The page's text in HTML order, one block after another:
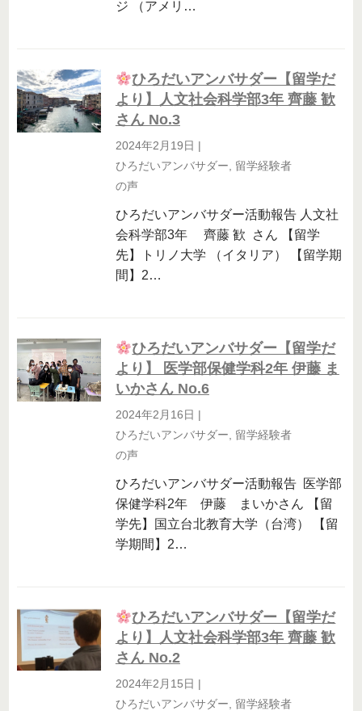
ジ （アメリ…
ひろだいアンバサダー【留学だ
より】人文社会科学部3年 齊藤 歓
さん No.3
2024年2月19日 |
ひろだいアンバサダー
留学経験者
の声
ひろだいアンバサダー活動報告 人文社
会科学部3年 齊藤 歓 さん 【留学
先】トリノ大学 （イタリア） 【留学期
間】2…
ひろだいアンバサダー【留学だ
より】 医学部保健学科2年 伊藤 ま
いかさん No.6
2024年2月16日 |
ひろだいアンバサダー
留学経験者
の声
ひろだいアンバサダー活動報告 医学部
保健学科2年 伊藤 まいかさん 【留
学先】国立台北教育大学（台湾） 【留
学期間】2…
ひろだいアンバサダー【留学だ
より】人文社会科学部3年 齊藤 歓
さん No.2
2024年2月15日 |
ひろだいアンバサダー
留学経験者